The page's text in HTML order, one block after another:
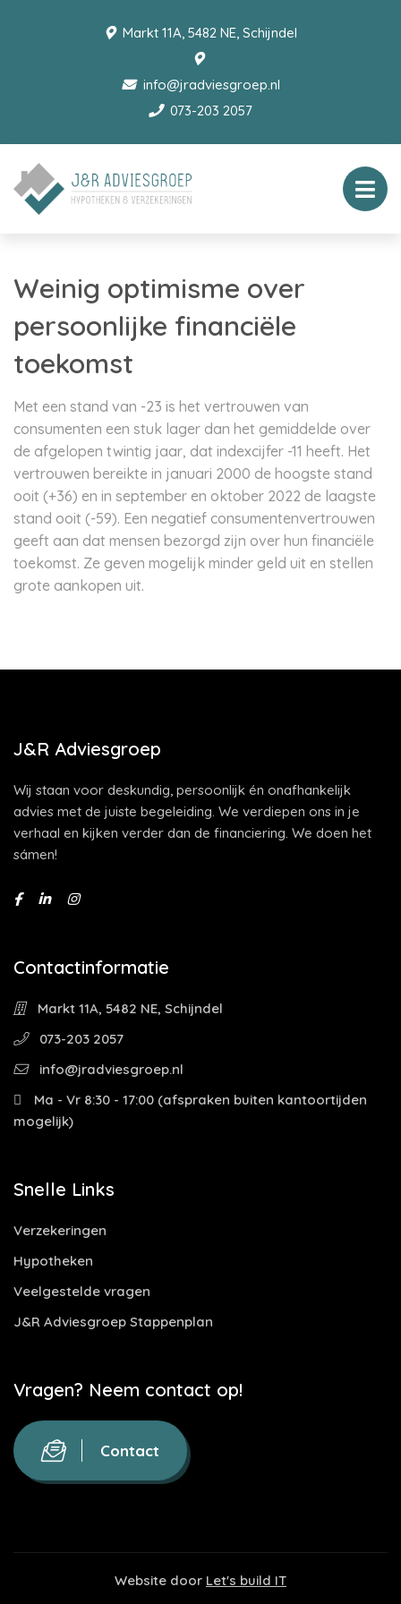
Markt 11A, 5482 NE, Schijndel
info@jradviesgroep.nl
073-203 2057
Weinig optimisme over
persoonlijke financiële
toekomst
Met een stand van -23 is het vertrouwen van
consumenten een stuk lager dan het gemiddelde over
de afgelopen twintig jaar, dat indexcijfer -11 heeft. Het
vertrouwen bereikte in januari 2000 de hoogste stand
ooit (+36) en in september en oktober 2022 de laagste
stand ooit (-59). Een negatief consumentenvertrouwen
geeft aan dat mensen bezorgd zijn over hun financiële
toekomst. Ze geven mogelijk minder geld uit en stellen
grote aankopen uit.
J&R Adviesgroep
Wij staan voor deskundig, persoonlijk én onafhankelijk
advies met de juiste begeleiding. We verdiepen ons in je
verhaal en kijken verder dan de financiering. We doen het
sámen!
Contactinformatie
Markt 11A, 5482 NE, Schijndel
073-203 2057
info@jradviesgroep.nl
Ma - Vr 8:30 - 17:00 (afspraken buiten kantoortijden
mogelijk)
Snelle Links
Verzekeringen
Hypotheken
Veelgestelde vragen
J&R Adviesgroep Stappenplan
Vragen? Neem contact op!
Contact
Website door Let's build IT